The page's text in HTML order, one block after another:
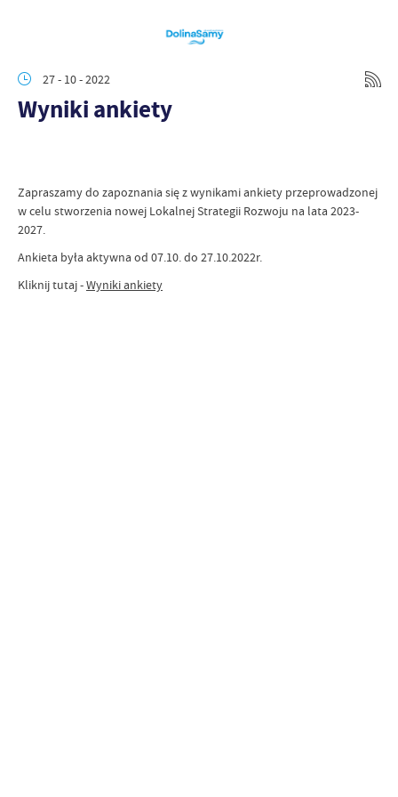
27 - 10 - 2022
Wyniki ankiety
Zapraszamy do zapoznania się z wynikami ankiety przeprowadzonej
w celu stworzenia nowej Lokalnej Strategii Rozwoju na lata 2023-
2027.
Ankieta była aktywna od 07.10. do 27.10.2022r.
Kliknij tutaj -Wyniki ankiety